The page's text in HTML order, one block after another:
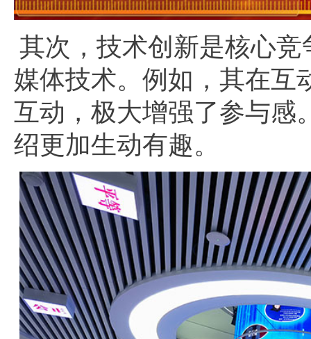
其次，技术创新是核心
媒体技术。例如，其在互
互动，极大增强了参与感
绍更加生动有趣。